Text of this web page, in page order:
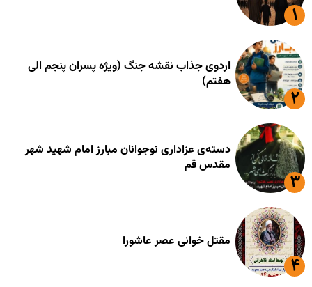
اردوی جذاب نقشه جنگ (ویژه پسران پنجم الی
هفتم)
دسته‌ی عزاداری نوجوانان مبارز امام شهید شهر
مقدس قم
مقتل خوانی عصر عاشورا